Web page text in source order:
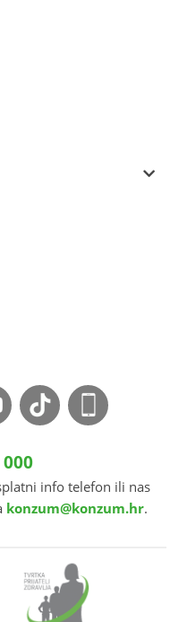
info telefon ili nas
konzum@konzum.hr.